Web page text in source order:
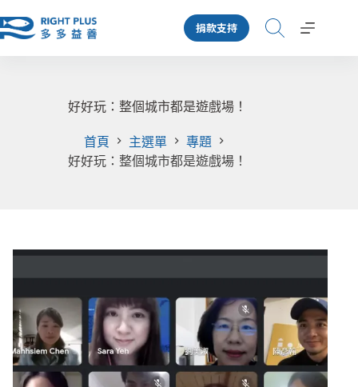
至
捐款支持
好好玩：整個城市都是遊戲場！
首頁 主選單
專題
好好玩：整個城市都是遊戲場！